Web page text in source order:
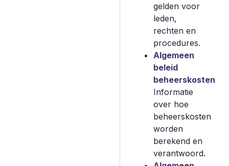
gelden voor
leden,
rechten en
procedures.
Algemeen
beleid
beheerskosten
Informatie
over hoe
beheerskosten
worden
berekend en
verantwoord.